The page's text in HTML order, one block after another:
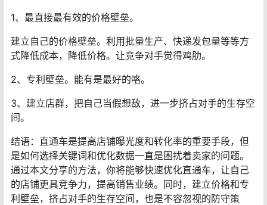
1、最直接最有效的价格壁垒。
建立自己的价格壁垒。利用批量生产、快递发包量等等方
式降低成本，降低价格。让竞争对手觉得鸡肋。
2、专利壁垒。能有是最好的咯。
3、建立店群，把自己当假想敌，进一步挤占对手的生存空
间。
结语：直通车是提高店铺曝光度和转化率的重要手段，但
是如何选择关键词和优化数据一直是困扰着卖家的问题。
通过本文分享的方法，你将能够快速优化直通车，让自己
的店铺更具竞争力，提高销售业绩。同时，建立价格和专
利壁垒，挤占对手的生存空间，也是不容忽视的防守策